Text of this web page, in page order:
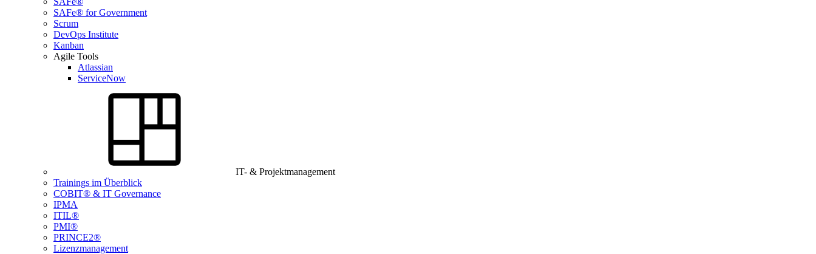
SAFe® for Government
Scrum
DevOps Institute
Kanban
Agile Tools
Atlassian
ServiceNow
IT- & Projektmanagement
Trainings im Überblick
COBIT® & IT Governance
IPMA
ITIL®
PMI®
PRINCE2®
Lizenzmanagement